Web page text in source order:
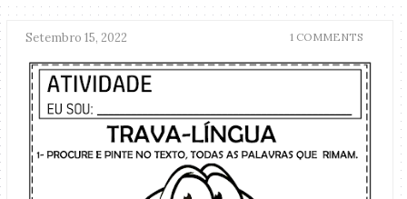
Setembro 15, 2022 1 COMMENTS